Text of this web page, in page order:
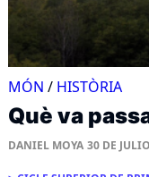
MÓN / HISTÒRIA
Què va
DANIEL MOYA 30 DE